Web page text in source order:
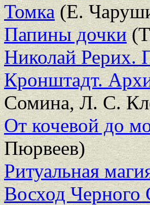
Томка(Е.
Папины дочки
Николай Рерих.
Кронштадт.
Сомина, Л. С.
От кочевой до
Пюрвеев)
Ритуальная
Восход Черного